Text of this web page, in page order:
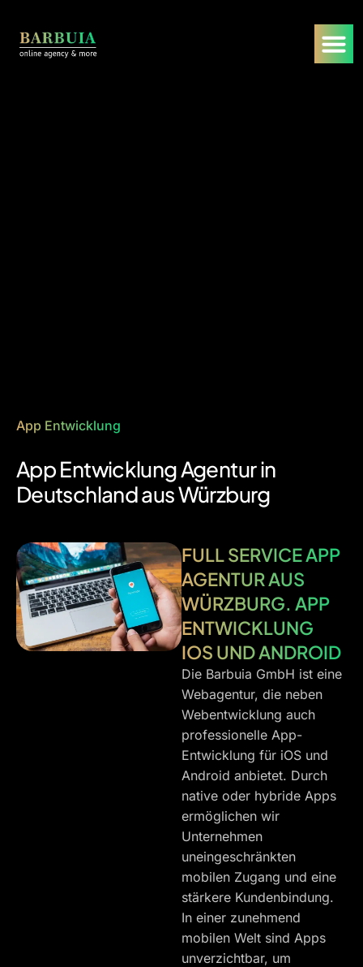
App Entwicklung
App Entwicklung Agentur in
Deutschland aus Würzburg
FULL SERVICE APP
AGENTUR AUS
WÜRZBURG. APP
ENTWICKLUNG
IOS UND ANDROID
Die Barbuia GmbH ist eine
Webagentur, die neben
Webentwicklung auch
professionelle App-
Entwicklung für iOS und
Android anbietet. Durch
native oder hybride Apps
ermöglichen wir
Unternehmen
uneingeschränkten
mobilen Zugang und eine
stärkere Kundenbindung.
In einer zunehmend
mobilen Welt sind Apps
unverzichtbar, um